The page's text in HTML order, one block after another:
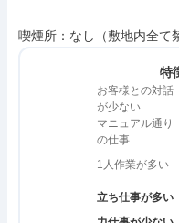
喫煙所：なし（敷地内全て
特
お客様との対話
が少ない
マニュアル通り
の仕事
1人作業が多い
立ち仕事が多い